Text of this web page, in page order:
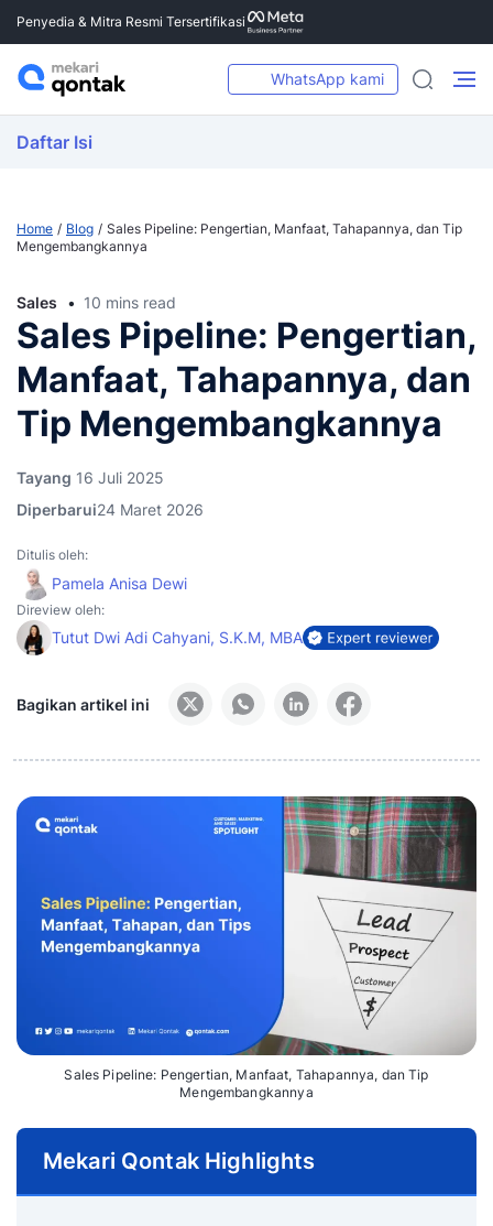
Penyedia & Mitra Resmi Tersertifikasi
WhatsApp kami
Daftar Isi
Home Blog
Sales Pipeline: Pengertian, Manfaat, Tahapannya, dan Tip
Mengembangkannya
Sales 10 mins read
Sales Pipeline: Pengertian,
Manfaat, Tahapannya, dan
Tip Mengembangkannya
Tayang 16 Juli 2025
Diperbarui24 Maret 2026
Ditulis oleh:
Pamela Anisa Dewi
Direview oleh:
Tutut Dwi Adi Cahyani, S.K.M, MBA
Bagikan artikel ini
Sales Pipeline: Pengertian, Manfaat, Tahapannya, dan Tip
Mengembangkannya
Mekari Qontak Highlights